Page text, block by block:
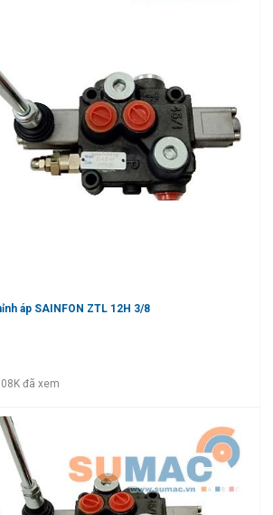
áp SAINFON ZTL 12H 3/8
đã xem